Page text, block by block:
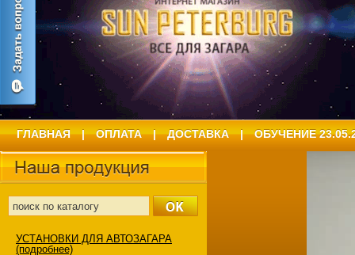
ГЛАВНАЯ | ОПЛАТА | ДОСТАВКА | ОБУЧЕНИЕ
УСТАНОВКИ ДЛЯ АВТОЗАГАРА
(подробнее)